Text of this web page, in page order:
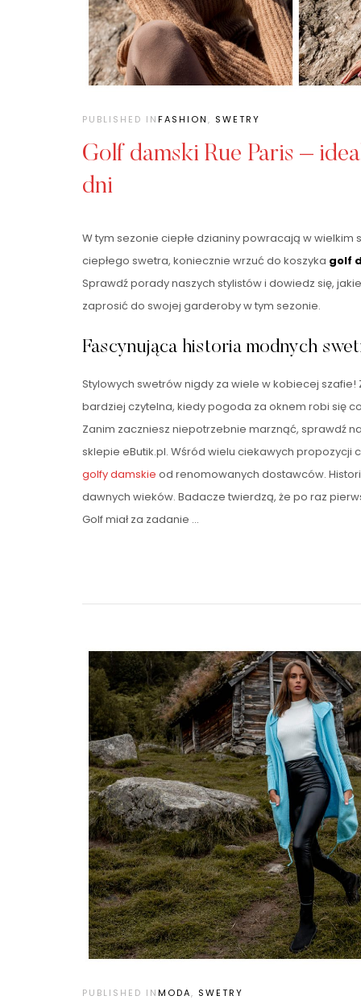
PUBLISHED INFASHION, SWETRY
Golf damski Rue Paris –
dni
W tym sezonie ciepłe dzianiny powracają w wielkim
ciepłego swetra, koniecznie wrzuć do koszyka golf
Sprawdź porady naszych stylistów i dowiedz się,
zaprosić do swojej garderoby w tym sezonie.
Fascynująca historia modnych
Stylowych swetrów nigdy za wiele w kobiecej
bardziej czytelna, kiedy pogoda za oknem robi się
Zanim zaczniesz niepotrzebnie marznąć, sprawdź
sklepie eButik.pl. Wśród wielu ciekawych propozycji
golfy damskie od renomowanych dostawców.
dawnych wieków. Badacze twierdzą, że po raz
Golf miał za zadanie …
PUBLISHED INMODA, SWETRY